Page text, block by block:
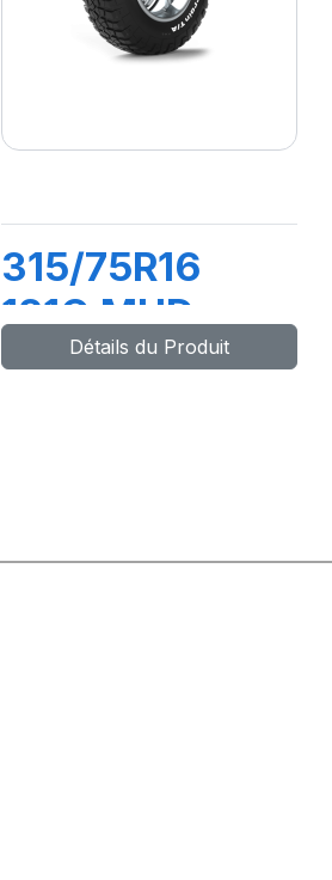
315/75R16
121Q MUD
TERRAIN TA
Détails du Produit